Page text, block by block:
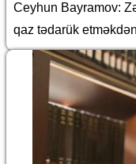
Ceyhun Bayramov:
qaz tədarük